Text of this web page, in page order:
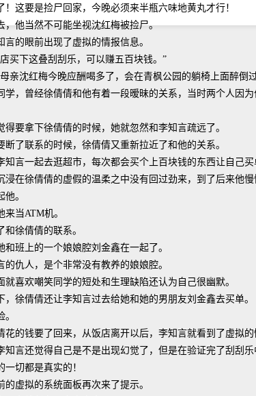
！这要是捡尸回家，今晚必须来半瓶六味地黄丸才行！
，他当然不可能坐视沈红梅被捡尸。
言的眼前出现了虚拟的情报信息。
买下这叠刮刮乐，可以赚五百块钱。”
亲沈红梅今晚应酬喝多了，会在青枫公园的躺椅上面醉倒
学，曾经徐倩倩和他有着一段暧昧的关系，当时两个人因
得要拿下徐倩倩的时候，她就忽然和李知言疏远了。
断了联系的时候，徐倩倩又重新拉近了和他的关系。
知言一起去逛超市，每次都会买个上百块钱的东西让自己买
浸在徐倩倩的虚假的温柔之中没有回过劲来，到了后来他
。
当ATM机。
和徐倩倩的联系。
和班上的一个娘娘腔刘金鑫在一起了。
的仇人，是个非常没有教养的娘娘腔。
就喜欢嘲笑同学的短处和生理缺陷还认为自己很幽默。
，徐倩倩还让李知言过去给她和她的男朋友刘金鑫去买单。
花的钱要了回来，从饭店离开以后，李知言就看到了虚拟的
知言还觉得自己是不是出现幻觉了，但是在验证完了刮刮乐
一切都是真实的！
的虚拟的系统面板再次来了提示。